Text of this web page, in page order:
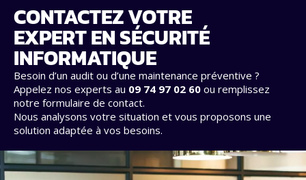
CONTACTEZ VOTRE
EXPERT EN SÉCURITÉ
INFORMATIQUE
Besoin d’un audit ou d’une maintenance préventive ?
Appelez nos experts au 09 74 97 02 60 ou remplissez
notre formulaire de contact.
Nous analysons votre situation et vous proposons une
solution adaptée à vos besoins.